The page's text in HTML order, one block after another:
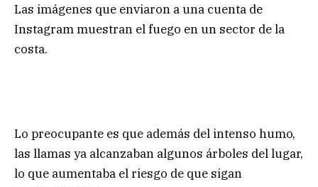
Las imágenes que enviaron a una cuenta de
Instagram muestran el fuego en un sector de la
costa.
Lo preocupante es que además del intenso humo,
las llamas ya alcanzaban algunos árboles del lugar,
lo que aumentaba el riesgo de que sigan